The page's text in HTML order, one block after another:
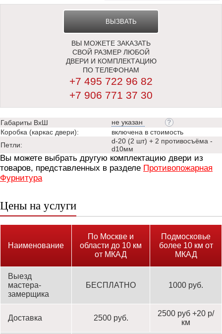
ВЫЗВАТЬ
ЗАМЕРЩИКА
ВЫ МОЖЕТЕ ЗАКАЗАТЬ
СВОЙ РАЗМЕР ЛЮБОЙ
ДВЕРИ И КОМПЛЕКТАЦИЮ
ПО ТЕЛЕФОНАМ
+7 495 722 96 82
+7 906 771 37 30
Габариты ВхШ
не указан
Коробка (каркас двери):
включена в стоимость
Петли:
d-20 (2 шт) + 2 противосъёма -
d10мм
Вы можете выбрать другую комплектацию двери из
товаров, представленных в разделе Противопожарная
Фурнитура
Цены на услуги
Наименование
По Москве и
области до 10 км
от МКАД
Подмосковье
более 10 км от
МКАД
Выезд
мастера-
замерщика
БЕСПЛАТНО 1000 руб.
Доставка 2500 руб.
2500 руб +20 р/
км